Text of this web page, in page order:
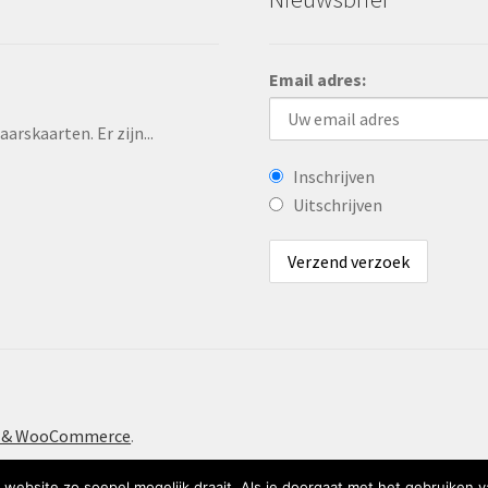
Er zijn...
Email adres:
Inschrijven
Uitschrijven
WooCommerce.